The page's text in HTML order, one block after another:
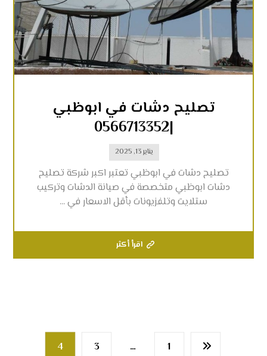
تصليح دشات في ابوظبي
|0566713352
يناير 13, 2025
تصليح دشات في ابوظبي تعتبر اكبر شركة تصليح
دشات ابوظبي متخصصة في صيانة الدشات وتركيب
ستلايت وتلفزيونات بأقل الاسعار في ...
اقرأ أكثر
1
…
3
4